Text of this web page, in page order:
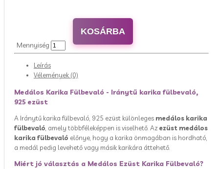
Mennyiség
KOSÁRBA
Leírás
Vélemények (0)
Medálos Karika Fülbevaló - Iránytű karika fülbevaló,
925 ezüst
A Iránytű karika fülbevaló, 925 ezüst különleges medálos karika
fülbevaló, amely többféleképpen is viselhető. Az ezüst medálos
karika fülbevaló előnye, hogy a karika önmagában is hordható,
a medál pedig levehető vagy másik karikára áttehető.
Miért jó választás a Medálos Ezüst Karika Fülbevaló?